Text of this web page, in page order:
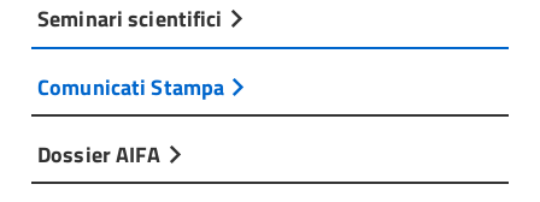
Seminari scientifici
Comunicati Stampa
Dossier AIFA